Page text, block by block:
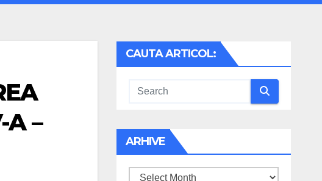
A –
CAUTA ARTICOL:
ARHIVE
Arhive